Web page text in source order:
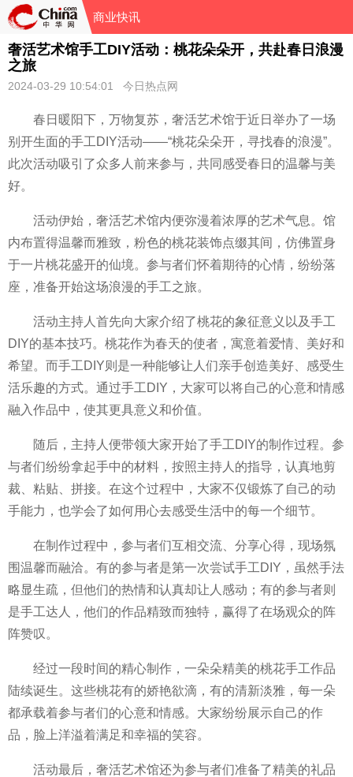
商业快讯
奢活艺术馆手工DIY活动：桃花朵朵开，共赴春日浪漫
之旅
2024-03-29 10:54:01 今日热点网
春日暖阳下，万物复苏，奢活艺术馆于近日举办了一场
别开生面的手工DIY活动——“桃花朵朵开，寻找春的浪漫”。
此次活动吸引了众多人前来参与，共同感受春日的温馨与美
好。
活动伊始，奢活艺术馆内便弥漫着浓厚的艺术气息。馆
内布置得温馨而雅致，粉色的桃花装饰点缀其间，仿佛置身
于一片桃花盛开的仙境。参与者们怀着期待的心情，纷纷落
座，准备开始这场浪漫的手工之旅。
活动主持人首先向大家介绍了桃花的象征意义以及手工
DIY的基本技巧。桃花作为春天的使者，寓意着爱情、美好和
希望。而手工DIY则是一种能够让人们亲手创造美好、感受生
活乐趣的方式。通过手工DIY，大家可以将自己的心意和情感
融入作品中，使其更具意义和价值。
随后，主持人便带领大家开始了手工DIY的制作过程。参
与者们纷纷拿起手中的材料，按照主持人的指导，认真地剪
裁、粘贴、拼接。在这个过程中，大家不仅锻炼了自己的动
手能力，也学会了如何用心去感受生活中的每一个细节。
在制作过程中，参与者们互相交流、分享心得，现场氛
围温馨而融洽。有的参与者是第一次尝试手工DIY，虽然手法
略显生疏，但他们的热情和认真却让人感动；有的参与者则
是手工达人，他们的作品精致而独特，赢得了在场观众的阵
阵赞叹。
经过一段时间的精心制作，一朵朵精美的桃花手工作品
陆续诞生。这些桃花有的娇艳欲滴，有的清新淡雅，每一朵
都承载着参与者们的心意和情感。大家纷纷展示自己的作
品，脸上洋溢着满足和幸福的笑容。
活动最后，奢活艺术馆还为参与者们准备了精美的礼品